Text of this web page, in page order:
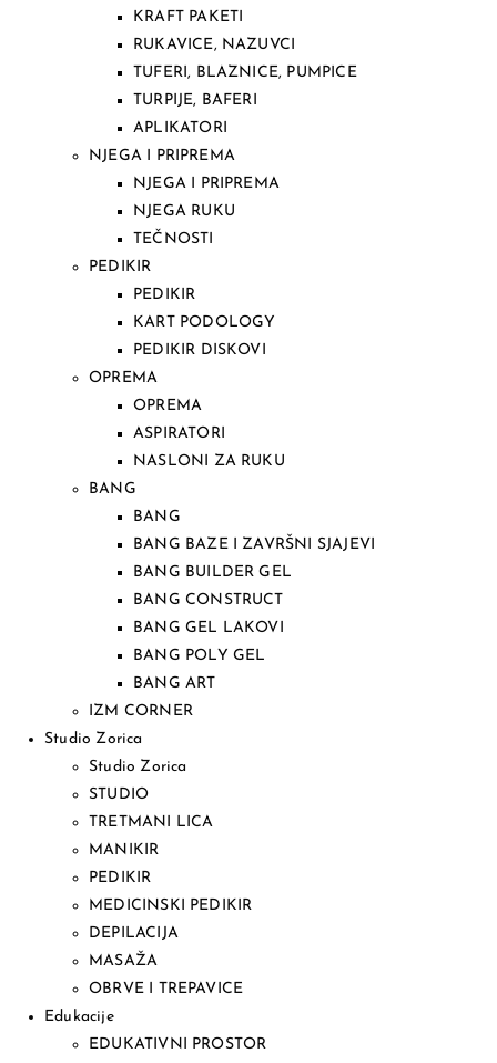
KRAFT PAKETI
RUKAVICE, NAZUVCI
TUFERI, BLAZNICE, PUMPICE
TURPIJE, BAFERI
APLIKATORI
NJEGA I PRIPREMA
NJEGA I PRIPREMA
NJEGA RUKU
TEČNOSTI
PEDIKIR
PEDIKIR
KART PODOLOGY
PEDIKIR DISKOVI
OPREMA
OPREMA
ASPIRATORI
NASLONI ZA RUKU
BANG
BANG
BANG BAZE I ZAVRŠNI SJAJEVI
BANG BUILDER GEL
BANG CONSTRUCT
BANG GEL LAKOVI
BANG POLY GEL
BANG ART
IZM CORNER
Studio Zorica
Studio Zorica
STUDIO
TRETMANI LICA
MANIKIR
PEDIKIR
MEDICINSKI PEDIKIR
DEPILACIJA
MASAŽA
OBRVE I TREPAVICE
Edukacije
EDUKATIVNI PROSTOR